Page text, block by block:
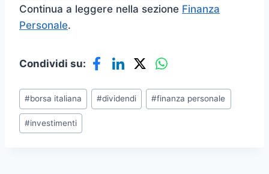
Continua a leggere nella sezione Finanza
Personale.
Condividi su:
Tag
articolo:
#borsa italiana #dividendi #finanza personale
#investimenti